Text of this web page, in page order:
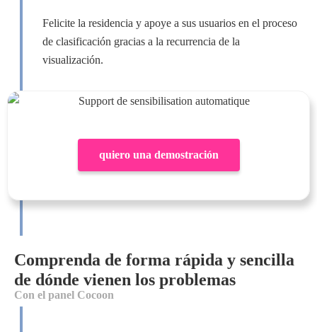
Felicite la residencia y apoye a sus usuarios en el proceso
de clasificación gracias a la recurrencia de la
visualización.
quiero una demostración
Comprenda de forma rápida y sencilla
de dónde vienen los problemas
Con el panel Cocoon